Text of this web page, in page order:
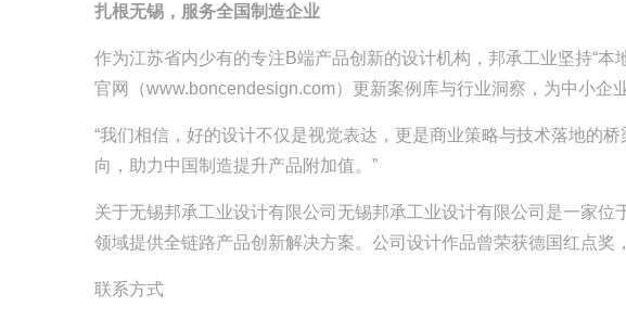
扎根无锡，服务全国制造企业
作为江苏省内少有的专注B端产品创新的设计机构，邦承工业坚持“
官网（www.boncendesign.com）更新案例库与行业洞察，为中小企
“我们相信，好的设计不仅是视觉表达，更是商业策略与技术落地的
向，助力中国制造提升产品附加值。”
关于无锡邦承工业设计有限公司 无锡邦承工业设计有限公司是一家位
领域提供全链路产品创新解决方案。公司设计作品曾荣获德国红点奖
联系方式